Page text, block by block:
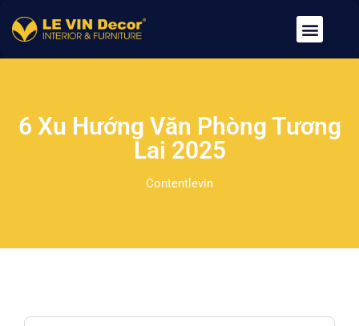
6 Xu Hướng Văn Phòng Tương
Lai 2025
Contentlevin